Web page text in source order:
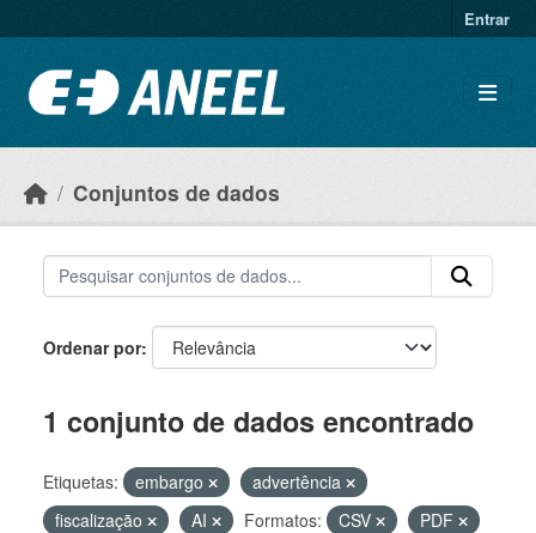
Entrar
Conjuntos de dados
Ordenar por
1 conjunto de dados encontrado
Etiquetas: embargo
advertência
fiscalização
AI Formatos: CSV
PDF